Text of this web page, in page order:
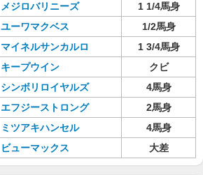
メジロバリニーズ
1 1/4馬身
ユーワマクベス
1/2馬身
マイネルサンカルロ
1 3/4馬身
キープウイン
クビ
シンボリロイヤルズ
4馬身
エフジーストロング
2馬身
ミツアキハンセル
4馬身
ビューマックス 大差